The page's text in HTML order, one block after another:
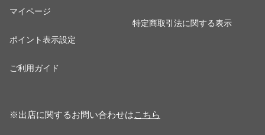
マイページ
ポイント表示設定
ご利用ガイド
特定商取引法に関する表示
※出店に関するお問い合わせはこちら